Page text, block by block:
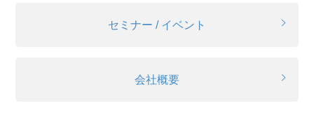
セミナー / イベント
会社概要